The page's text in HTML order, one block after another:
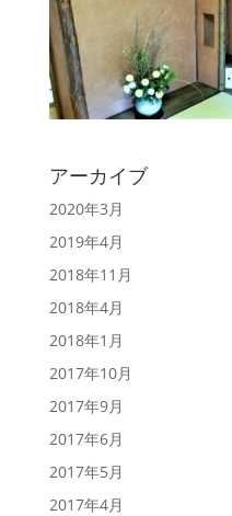
アーカイブ
2020年3月
2019年4月
2018年11月
2018年4月
2018年1月
2017年10月
2017年9月
2017年6月
2017年5月
2017年4月